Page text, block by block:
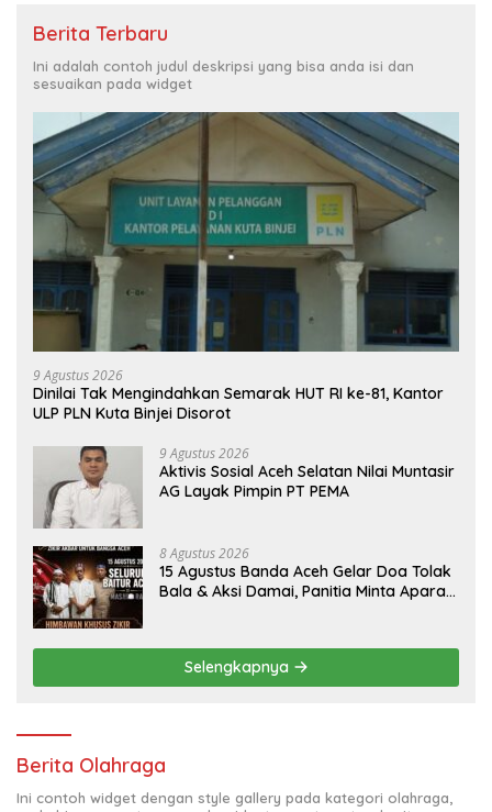
Berita Terbaru
Ini adalah contoh judul deskripsi yang bisa anda isi dan
sesuaikan pada widget
9 Agustus 2026
Dinilai Tak Mengindahkan Semarak HUT RI ke-81, Kantor
ULP PLN Kuta Binjei Disorot
9 Agustus 2026
Aktivis Sosial Aceh Selatan Nilai Muntasir
AG Layak Pimpin PT PEMA
8 Agustus 2026
15 Agustus Banda Aceh Gelar Doa Tolak
Bala & Aksi Damai, Panitia Minta Aparat
Selengkapnya
Berita Olahraga
Ini contoh widget dengan style gallery pada kategori olahraga,